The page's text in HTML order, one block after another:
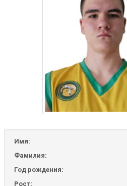
Имя:
Фамилия:
Год рождения:
Рост: